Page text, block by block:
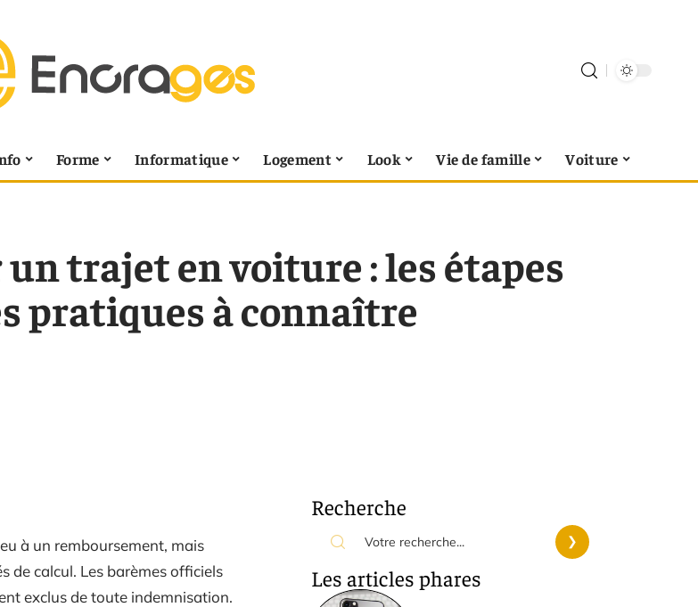
Forme Informatique Logement Look Vie de famille Voiture
trajet en voiture : les étapes
pratiques à connaître
à un remboursement, mais
de calcul. Les barèmes officiels
exclus de toute indemnisation.
Recherche
Les articles phares